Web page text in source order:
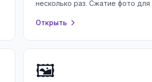
несколько раз. Сжатие фото для
установки.
Открыть
🖼️